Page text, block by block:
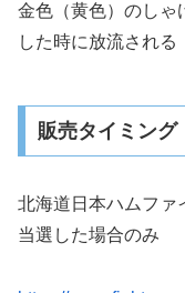
金色（黄色）のしゃ
した時に放流される
販売タイミング
北海道日本ハムファ
当選した場合のみ